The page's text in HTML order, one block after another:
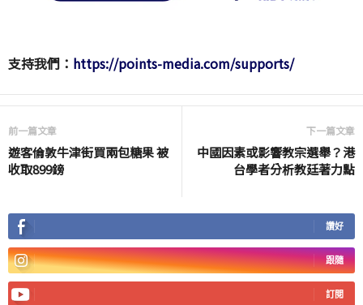
支持我們： https://points-media.com/supports/
前一篇文章
遊客倫敦牛津街買兩包糖果 被
收取899鎊
下一篇文章
中國因素或影響教宗選舉？港
台學者分析教廷著力點
讚好
跟隨
訂閱